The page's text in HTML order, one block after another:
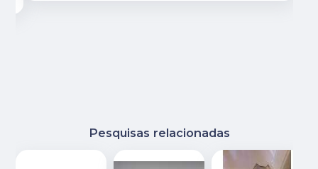
Pesquisas relacionadas